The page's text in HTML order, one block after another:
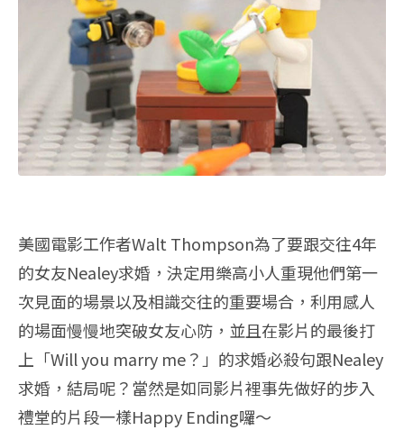
美國電影工作者Walt Thompson為了要跟交往4年
的女友Nealey求婚，決定用樂高小人重現他們第一
次見面的場景以及相識交往的重要場合，利用感人
的場面慢慢地突破女友心防，並且在影片的最後打
上「Will you marry me？」的求婚必殺句跟Nealey
求婚，結局呢？當然是如同影片裡事先做好的步入
禮堂的片段一樣Happy Ending囉～